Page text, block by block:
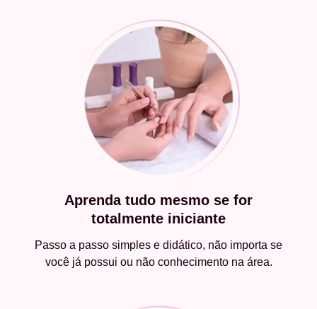
Aprenda tudo mesmo se for
totalmente iniciante
Passo a passo simples e didático, não importa se
você já possui ou não conhecimento na área.